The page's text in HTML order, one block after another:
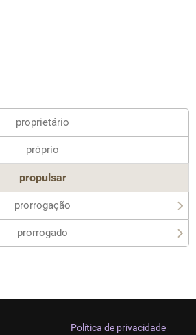
proprietário
próprio
propulsar
prorrogação
prorrogado
Política de privacidade